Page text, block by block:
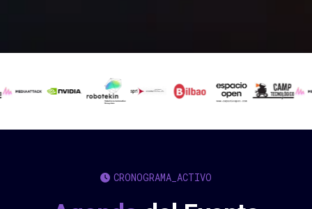
CRONOGRAMA_ACTIVO